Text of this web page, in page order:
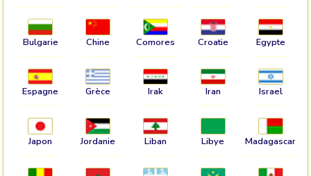
Bulgarie Chine Comores Croatie Egypte
Espagne Grèce Irak Iran Israel
Japon Jordanie Liban Libye Madagascar